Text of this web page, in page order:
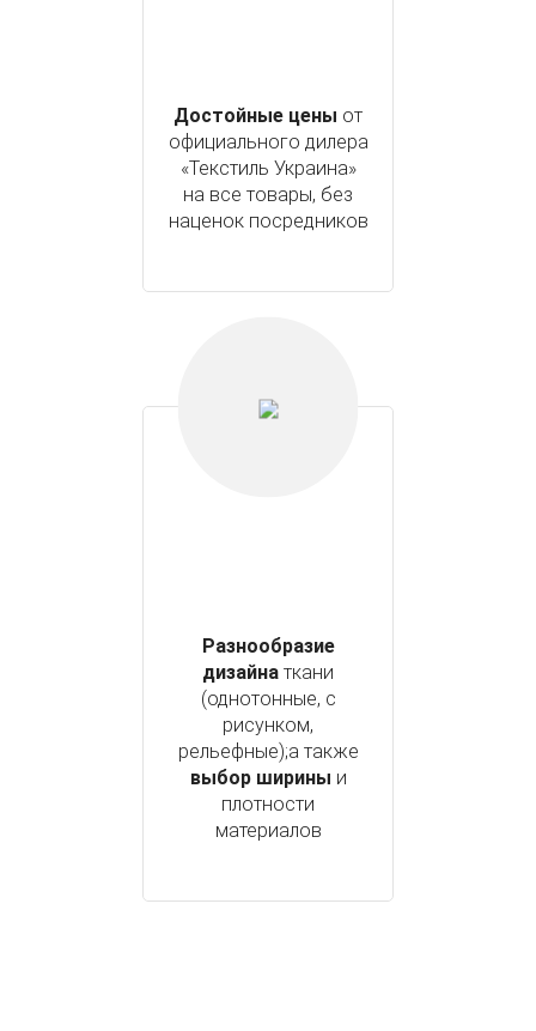
Достойные цены от
официального дилера
«Текстиль Украина»
на все товары, без
наценок посредников
Разнообразие
дизайна ткани
(однотонные, с
рисунком,
рельефные);а также
выбор ширины и
плотности
материалов